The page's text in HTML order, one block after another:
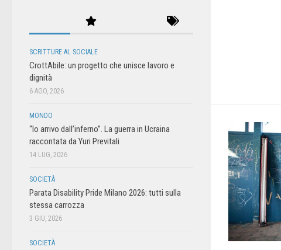
SCRITTURE AL SOCIALE
CrottAbile: un progetto che unisce lavoro e
dignità
6 AGO, 2026
MONDO
“Io arrivo dall’inferno”. La guerra in Ucraina
raccontata da Yuri Previtali
14 LUG, 2026
SOCIETÀ
Parata Disability Pride Milano 2026: tutti sulla
stessa carrozza
3 GIU, 2026
SOCIETÀ